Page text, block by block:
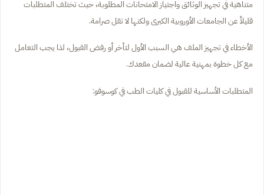
متناهية في تجهيز الوثائق واجتياز الامتحانات المطلوبة، حيث تختلف المتطلبات
قليلاً عن الجامعات الأوروبية الكبرى ولكنها لا تقل صرامة.
الأخطاء في تجهيز الملف هي السبب الأول لتأخر أو رفض القبول، لذا يجب التعامل
مع كل خطوة بمهنية عالية لضمان مقعدك.
المتطلبات الأساسية للقبول في كليات الطب في كوسوفو: